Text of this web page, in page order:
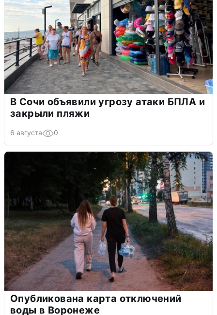
В Сочи объявили угрозу атаки БПЛА и
закрыли пляжи
6 августа 0
Опубликована карта отключений
воды в Воронеже